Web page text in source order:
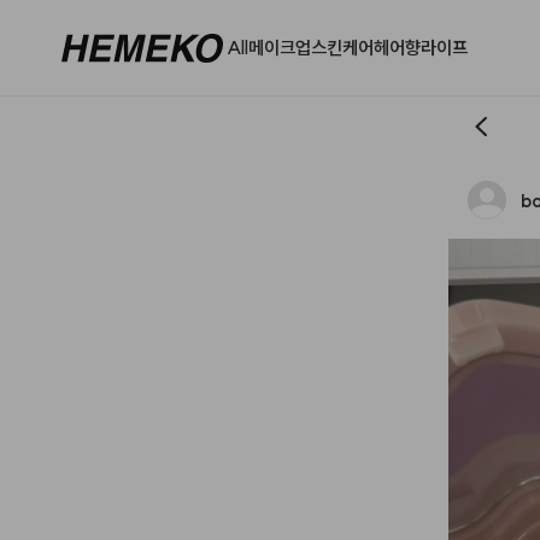
All메이크업스킨케어헤어향라이프